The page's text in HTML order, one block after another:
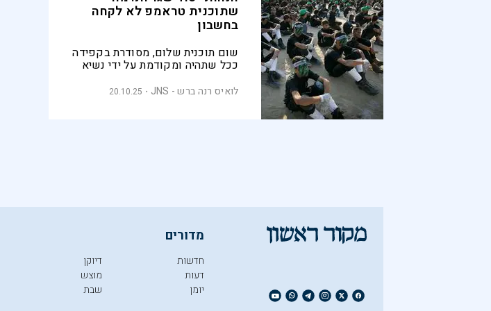
שתוכנית טראמפ לא לקחה
בחשבון
שום תוכנית שלום, מסודרת בקפידה
ככל שתהיה ומקודמת על ידי נשיא
לגבור על המניעים המרכזיים של
לואיס רנה ברש - JNS 20.10.25
מדורים
חדשות
דעות
יומן
דיוקן
מוצש
שבת